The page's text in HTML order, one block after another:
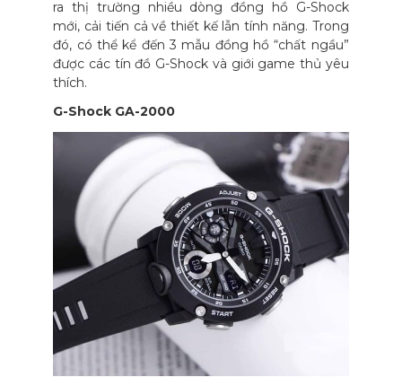
ra thị trường nhiều dòng đồng hồ G-Shock
mới, cải tiến cả về thiết kế lẫn tính năng. Trong
đó, có thể kể đến 3 mẫu đồng hồ “chất ngầu”
được các tín đồ G-Shock và giới game thủ yêu
thích.
G-Shock GA-2000